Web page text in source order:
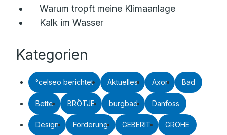
Warum tropft meine Klimaanlage
Kalk im Wasser
Kategorien
°celseo berichtet Aktuelles Axor Bad
Bette BRÖTJE burgbad Danfoss
Design Förderung GEBERIT GROHE